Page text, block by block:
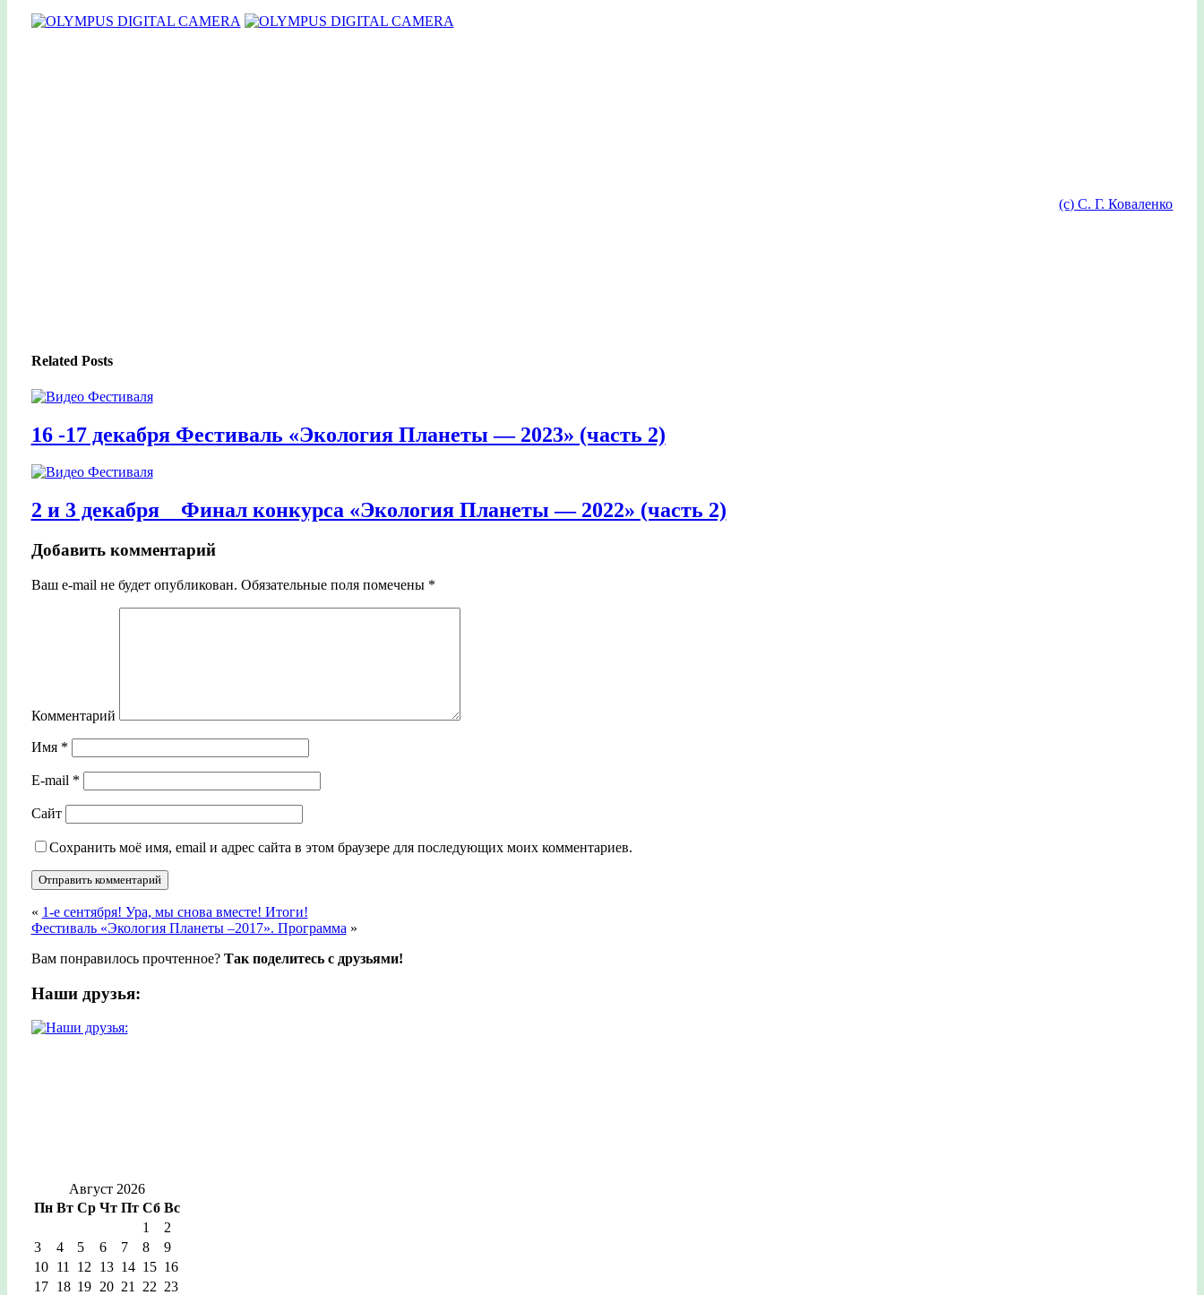
(с) С. Г. Коваленко
Related Posts
16 -17 декабря Фестиваль «Экология Планеты — 2023» (часть 2)
2 и 3 декабря _ Финал конкурса «Экология Планеты — 2022» (часть 2)
Добавить комментарий
Ваш e-mail не будет опубликован. Обязательные поля помечены *
Комментарий
Имя *
E-mail *
Сайт
Сохранить моё имя, email и адрес сайта в этом браузере для последующих моих комментариев.
« 1-е сентября! Ура, мы снова вместе! Итоги!
Фестиваль «Экология Планеты –2017». Программа »
Вам понравилось прочтенное?Так поделитесь с друзьями!
Наши друзья:
Август 2026
Пн Вт Ср Чт Пт Сб Вс
1
2
3
4 5 6 7 8
9
10
11 12 13 14 15 16
17
18 19 20 21 22 23